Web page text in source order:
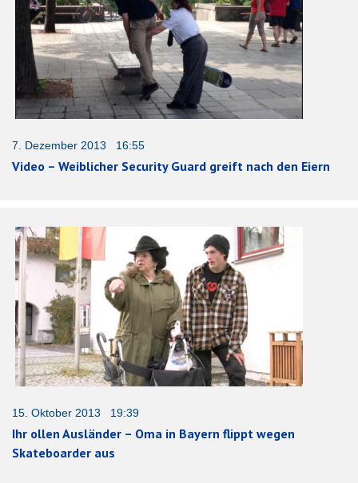
7. Dezember 2013 16:55
Video – Weiblicher Security Guard greift nach den Eiern
15. Oktober 2013 19:39
Ihr ollen Ausländer – Oma in Bayern flippt wegen
Skateboarder aus